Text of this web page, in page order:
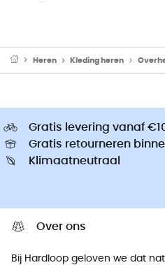
Heren Kleding heren
Gratis levering vanaf
Gratis retourneren
Klimaatneutraal
Over ons
Bij Hardloop geloven we dat